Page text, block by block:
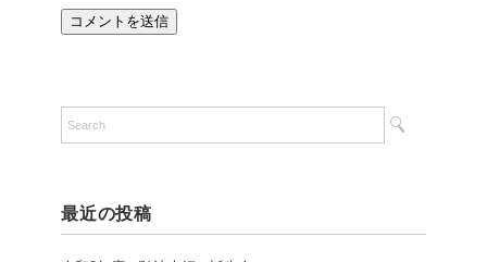
最近の投稿